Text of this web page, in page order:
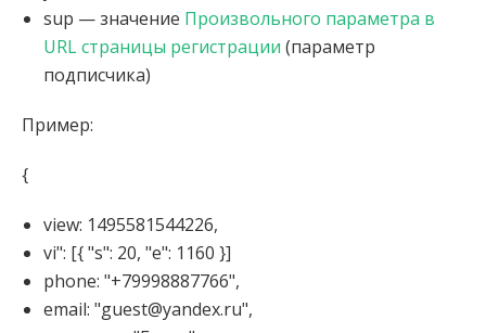
sup — значение Произвольного параметра в
URL страницы регистрации (параметр
подписчика)
Пример:
{
view: 1495581544226,
vi": [{ "s": 20, "e": 1160 }]
phone: "+79998887766",
email: "guest@yandex.ru",